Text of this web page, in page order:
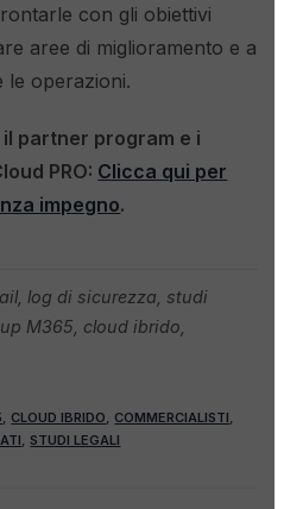
con gli obiettivi
aree di miglioramento e a
le operazioni.
partner program e i
PRO: Clicca qui per
impegno.
log di sicurezza, studi
M365, cloud ibrido,
, CLOUD IBRIDO, COMMERCIALISTI,
, STUDI LEGALI